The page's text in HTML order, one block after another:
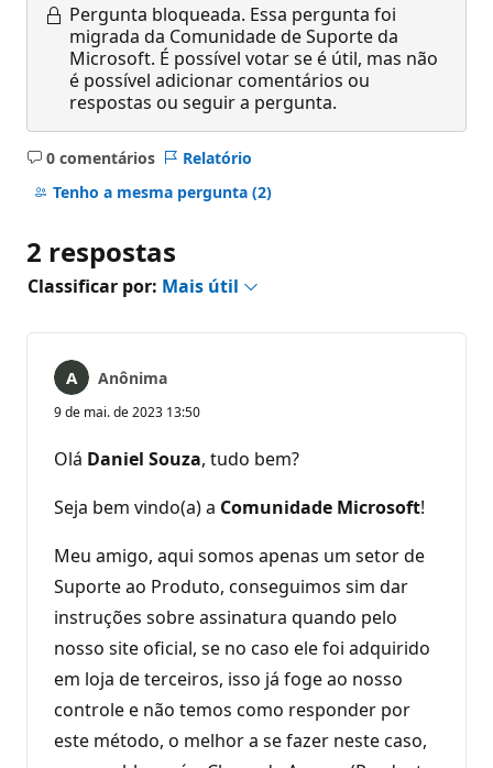
Pergunta bloqueada. Essa pergunta foi
migrada da Comunidade de Suporte da
Microsoft. É possível votar se é útil, mas não
é possível adicionar comentários ou
respostas ou seguir a pergunta.
0 comentários
Sem
comentários
Relatório
Tenho a mesma pergunta (2)
2 respostas
Classificar por: Mais útil
Anônima
9 de mai. de 2023 13:50
Olá Daniel Souza, tudo bem?
Seja bem vindo(a) a Comunidade Microsoft!
Meu amigo, aqui somos apenas um setor de
Suporte ao Produto, conseguimos sim dar
instruções sobre assinatura quando pelo
nosso site oficial, se no caso ele foi adquirido
em loja de terceiros, isso já foge ao nosso
controle e não temos como responder por
este método, o melhor a se fazer neste caso,